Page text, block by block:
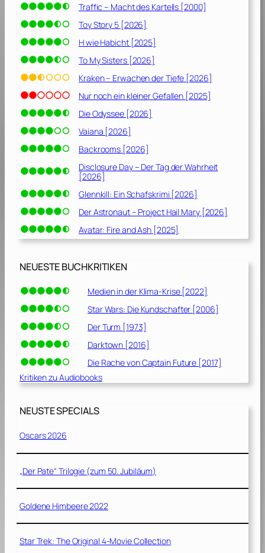
Traffic – Macht des Kartells [2000]
Toy Story 5 [2026]
H wie Habicht [2025]
To My Sisters [2026]
Kraken – Erwachen der Tiefe [2026]
Nur noch ein kleiner Gefallen [2025]
Die Odyssee [2026]
Vaiana [2026]
Backrooms [2026]
Disclosure Day – Der Tag der Wahrheit
[2026]
Glennkill: Ein Schafskrimi [2026]
Der Astronaut – Project Hail Mary [2026]
Avatar: Fire and Ash [2025]
NEUESTE BUCHKRITIKEN
Medien in der Klima-Krise [2022]
Star Wars: Die Kundschafter [2006]
Der Turm [1973]
Darktown [2016]
Die Rache von Captain Future [2017]
Kritiken zu Audiobooks
NEUSTE SPECIALS
Oscars 2026
„Der Pate“ Trilogie (zum 50. Jubiläum)
Goldene Himbeere 2022
Star Trek: The Original 4-Movie Collection